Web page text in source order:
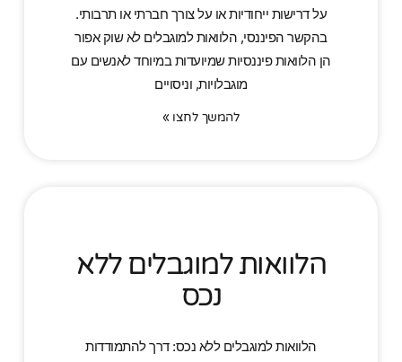
על דרישות ייחודיות או על צורך חברתי או תרבותי.
בהקשר הפיננסי, הלוואות למוגבלים לא שוק אפור
הן הלוואות פיננסיות שמיועדות במיוחד לאנשים עם
מוגבלויות, וניסויים
להמשך לחצו »
הלוואות למוגבלים ללא
נכס
הלוואות למוגבלים ללא נכס: דרך להתמודדות